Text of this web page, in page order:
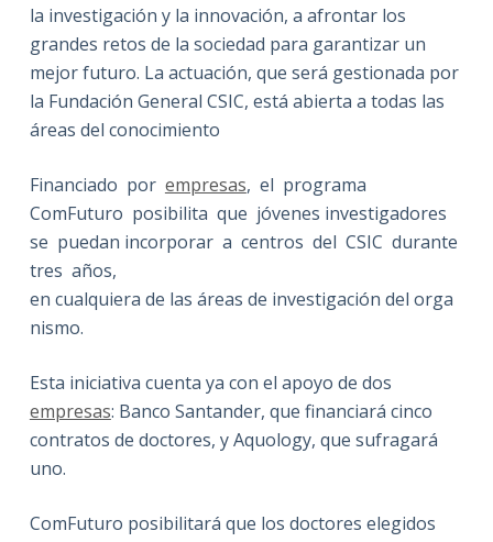
la investigación y la innovación, a afrontar los
grandes retos de la sociedad para garantizar un
mejor futuro. La actuación, que será gestionada por
la Fundación General CSIC, está abierta a todas las
áreas del conocimiento
Financiado por empresas, el programa
ComFuturo posibilita que jóvenes investigadores
se puedan incorporar a centros del CSIC durante
tres años,
en cualquiera de las áreas de investigación del orga
nismo.
Esta iniciativa cuenta ya con el apoyo de dos
empresas: Banco Santander, que financiará cinco
contratos de doctores, y Aquology, que sufragará
uno.
ComFuturo posibilitará que los doctores elegidos